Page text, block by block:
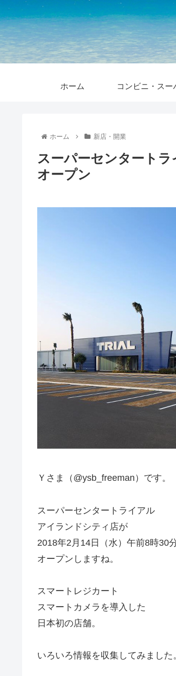
ホーム コンビニ・スー
ホーム 新店・開業
スーパーセンタートラ
オープン
Ｙさま（@ysb_freeman）です。
スーパーセンタートライアル
アイランドシティ店が
2018年2月14日（水）午前8時30
オープンしますね。
スマートレジカート
スマートカメラを導入した
日本初の店舗。
いろいろ情報を収集してみました